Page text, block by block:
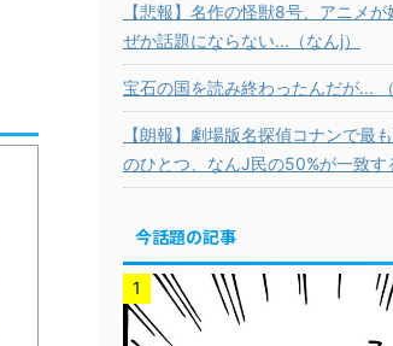
【悲報】名作の怪獣8号、アニメ
ぜか話題にならない...（なんj）
宝石の国を読み終わったんだが... （
【朗報】劇場版名探偵コナンで最
のひとつ、なんJ民の50%が一致す
今話題の記事